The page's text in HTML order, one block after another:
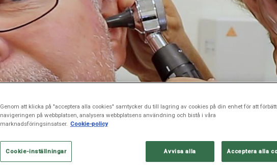
Genom att klicka på "acceptera alla cookies" samtycker du till lagring av cookies på din enhet för att
navigeringen på webbplatsen, analysera webbplatsens användning och bistå i våra
marknadsföringsinsatser. Cookie-policy
Cookie-inställningar Avvisa alla Acceptera alla